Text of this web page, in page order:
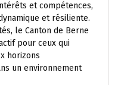
et compétences,
et résiliente.
le Canton de Berne
pour ceux qui
horizons
un environnement